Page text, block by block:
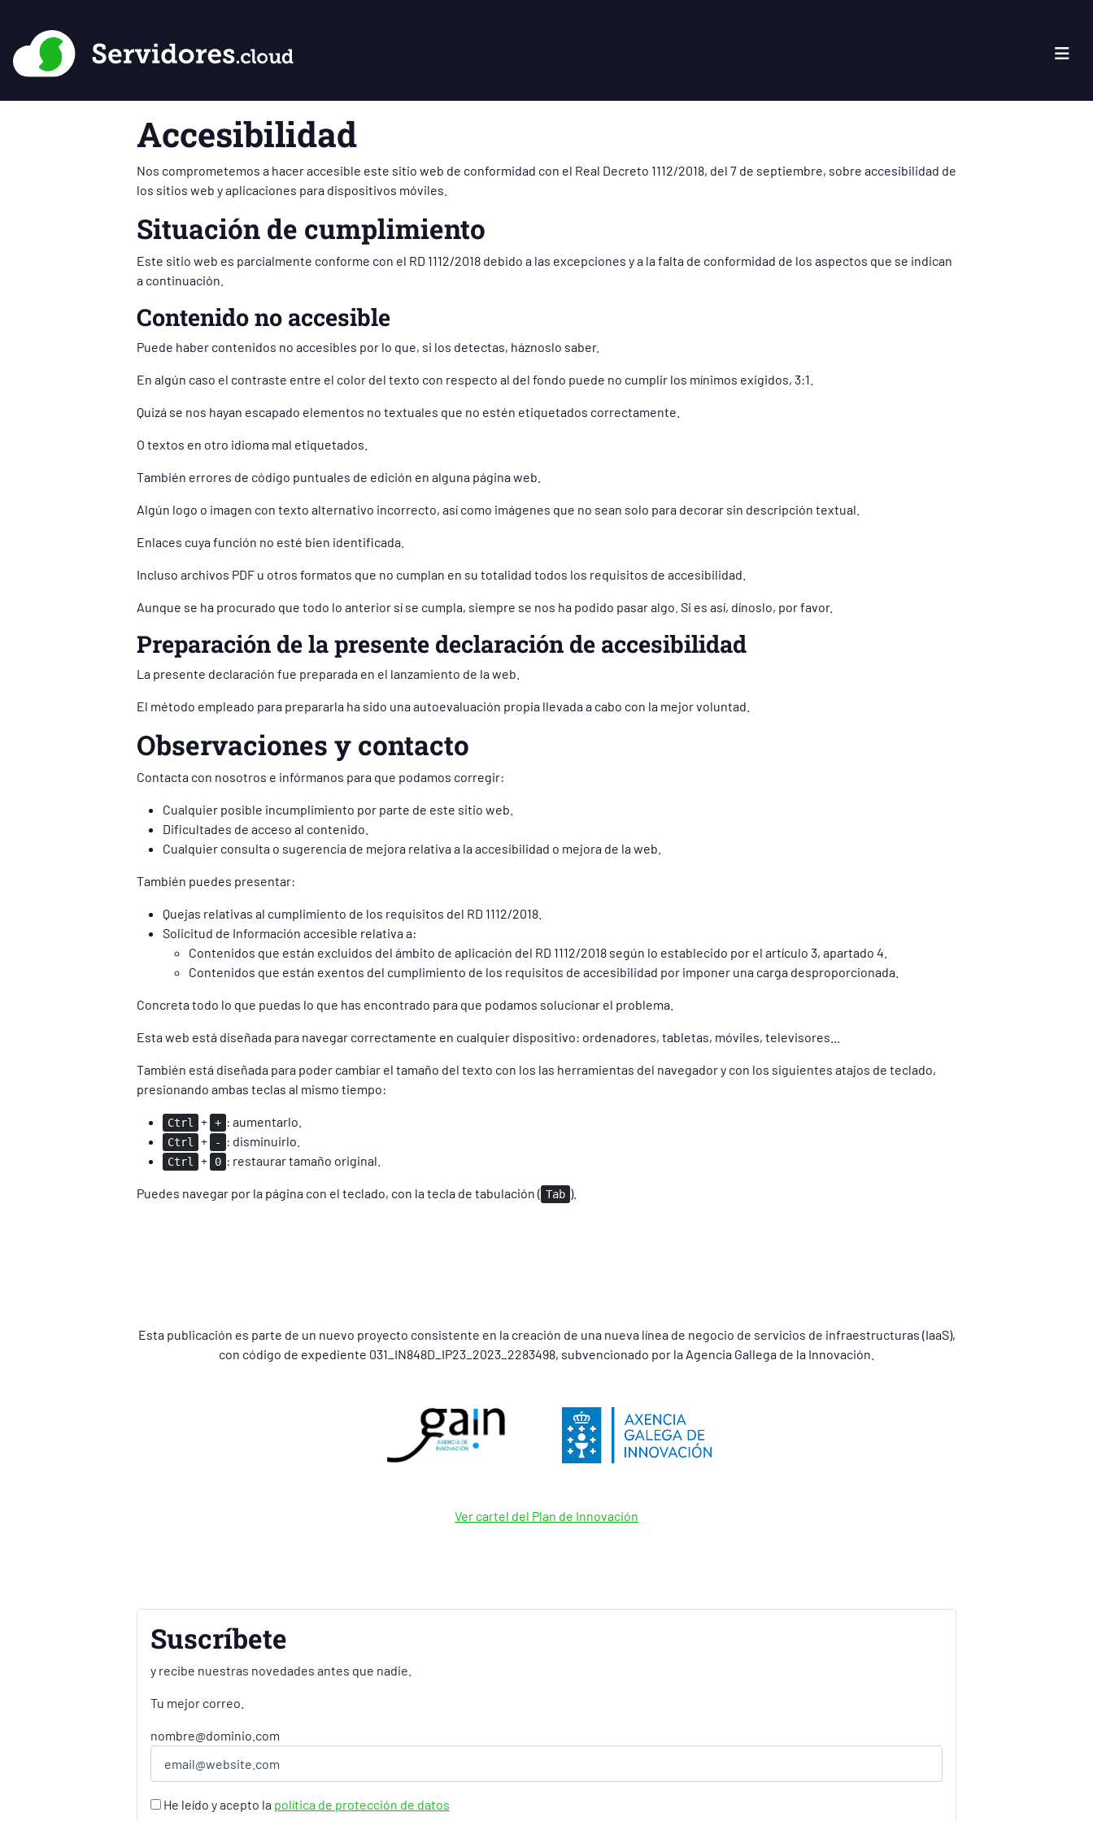
Accesibilidad
Nos comprometemos a hacer accesible este sitio web de conformidad con el Real Decreto 1112/2018, del 7 de septiembre, sobre accesibilidad de
los sitios web y aplicaciones para dispositivos móviles.
Situación de cumplimiento
Este sitio web es parcialmente conforme con el RD 1112/2018 debido a las excepciones y a la falta de conformidad de los aspectos que se indican
a continuación.
Contenido no accesible
Puede haber contenidos no accesibles por lo que, si los detectas, háznoslo saber.
En algún caso el contraste entre el color del texto con respecto al del fondo puede no cumplir los mínimos exigidos, 3:1.
Quizá se nos hayan escapado elementos no textuales que no estén etiquetados correctamente.
O textos en otro idioma mal etiquetados.
También errores de código puntuales de edición en alguna página web.
Algún logo o imagen con texto alternativo incorrecto, así como imágenes que no sean solo para decorar sin descripción textual.
Enlaces cuya función no esté bien identificada.
Incluso archivos PDF u otros formatos que no cumplan en su totalidad todos los requisitos de accesibilidad.
Aunque se ha procurado que todo lo anterior sí se cumpla, siempre se nos ha podido pasar algo. Si es así, dínoslo, por favor.
Preparación de la presente declaración de accesibilidad
La presente declaración fue preparada en el lanzamiento de la web.
El método empleado para prepararla ha sido una autoevaluación propia llevada a cabo con la mejor voluntad.
Observaciones y contacto
Contacta con nosotros e infórmanos para que podamos corregir:
Cualquier posible incumplimiento por parte de este sitio web.
Dificultades de acceso al contenido.
Cualquier consulta o sugerencia de mejora relativa a la accesibilidad o mejora de la web.
También puedes presentar:
Quejas relativas al cumplimiento de los requisitos del RD 1112/2018.
Solicitud de Información accesible relativa a:
Contenidos que están excluidos del ámbito de aplicación del RD 1112/2018 según lo establecido por el artículo 3, apartado 4.
Contenidos que están exentos del cumplimiento de los requisitos de accesibilidad por imponer una carga desproporcionada.
Concreta todo lo que puedas lo que has encontrado para que podamos solucionar el problema.
Esta web está diseñada para navegar correctamente en cualquier dispositivo: ordenadores, tabletas, móviles, televisores...
También está diseñada para poder cambiar el tamaño del texto con los las herramientas del navegador y con los siguientes atajos de teclado,
presionando ambas teclas al mismo tiempo:
Ctrl + + : aumentarlo.
Ctrl + - : disminuirlo.
Ctrl + 0 : restaurar tamaño original.
Puedes navegar por la página con el teclado, con la tecla de tabulación ( Tab ).
Esta publicación es parte de un nuevo proyecto consistente en la creación de una nueva línea de negocio de servicios de infraestructuras (IaaS),
con código de expediente 031_IN848D_IP23_2023_2283498, subvencionado por la Agencia Gallega de la Innovación.
Ver cartel del Plan de Innovación
Suscríbete
y recibe nuestras novedades antes que nadie.
Tu mejor correo.
nombre@dominio.com
He leído y acepto la política de protección de datos